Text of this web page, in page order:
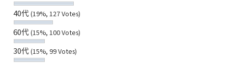
40代(19%, 127 Votes)
60代(15%, 100 Votes)
30代(15%, 99 Votes)